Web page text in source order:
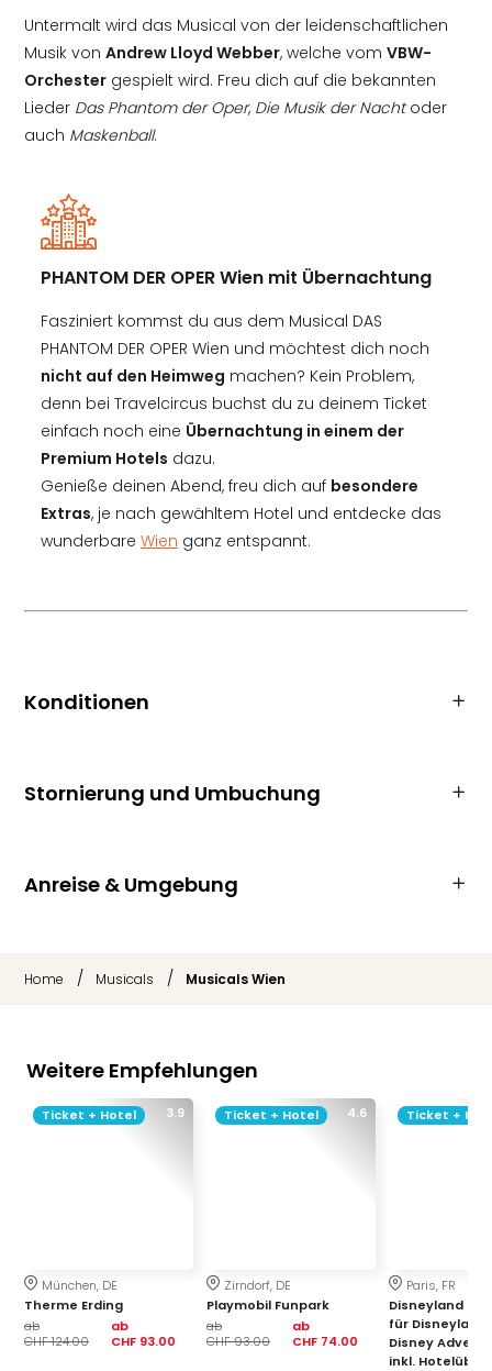
Untermalt wird das Musical von der leidenschaftlichen
Musik von Andrew Lloyd Webber, welche vom VBW-
Orchester gespielt wird. Freu dich auf die bekannten
Lieder Das Phantom der Oper, Die Musik der Nachtoder
auch Maskenball.
PHANTOM DER OPER Wien mit Übernachtung
Fasziniert kommst du aus dem Musical DAS
PHANTOM DER OPER Wien und möchtest dich noch
nicht auf den Heimweg machen? Kein Problem,
denn bei Travelcircus buchst du zu deinem Ticket
einfach noch eine Übernachtung in einem der
Premium Hotels dazu.
Genieße deinen Abend, freu dich auf besondere
Extras, je nach gewähltem Hotel und entdecke das
wunderbare Wien ganz entspannt.
Konditionen
Stornierung und Umbuchung
Anreise & Umgebung
Home / Musicals / Musicals Wien
Weitere Empfehlungen
3.9
Ticket + Hotel
München, DE
Therme Erding
ab
CHF 124.00
ab
CHF 93.00
4.6
Ticket + Hotel
Zirndorf, DE
Playmobil Funpark
ab
CHF 93.00
ab
CHF 74.00
Ticket +
Paris, FR
Disneyland
für
Disney
inkl.